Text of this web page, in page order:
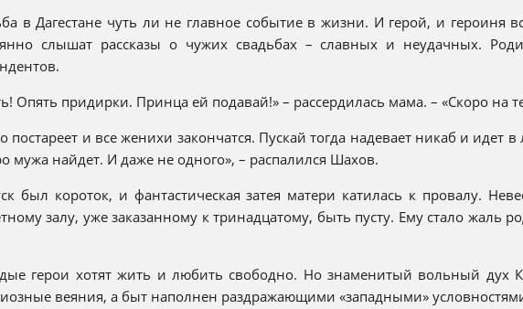
в Дагестане чуть ли не главное событие в жизни. И герой, и героиня
слышат рассказы о чужих свадьбах – славных и неудачных.
Опять придирки. Принца ей подавай!» – рассердилась мама. – «Скоро на
постареет и все женихи закончатся. Пускай тогда надевает никаб и идет
мужа найдет. И даже не одного», – распалился Шахов.
был короток, и фантастическая затея матери катилась к провалу.
залу, уже заказанному к тринадцатому, быть пусту. Ему стало жаль
герои хотят жить и любить свободно. Но знаменитый вольный дух
веяния, а быт наполнен раздражающими «западными»